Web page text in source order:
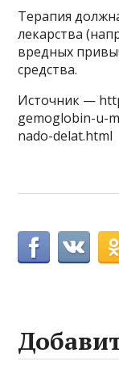
Терапия
лекарства
вредных
средства.
Источник —
gemoglobin-u-
nado-delat.html